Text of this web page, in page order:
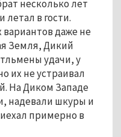
несколько лет
летал в гости.
даже не
Земля, Дикий
удачи, у
их не устраивал
На Диком Западе
надевали шкуры и
примерно в